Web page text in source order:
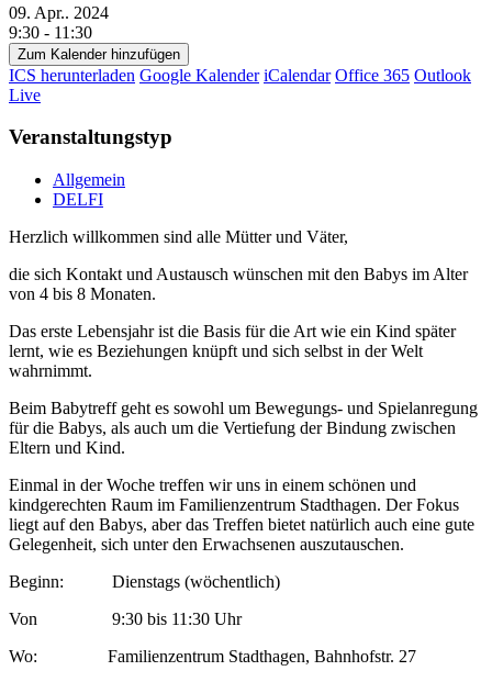
09. Apr.. 2024
9:30 - 11:30
Zum Kalender hinzufügen
ICS herunterladen Google Kalender iCalendar Office 365 Outlook
Live
Veranstaltungstyp
Allgemein
DELFI
Herzlich willkommen sind alle Mütter und Väter,
die sich Kontakt und Austausch wünschen mit den Babys im Alter
von 4 bis 8 Monaten.
Das erste Lebensjahr ist die Basis für die Art wie ein Kind später
lernt, wie es Beziehungen knüpft und sich selbst in der Welt
wahrnimmt.
Beim Babytreff geht es sowohl um Bewegungs- und Spielanregung
für die Babys, als auch um die Vertiefung der Bindung zwischen
Eltern und Kind.
Einmal in der Woche treffen wir uns in einem schönen und
kindgerechten Raum im Familienzentrum Stadthagen. Der Fokus
liegt auf den Babys, aber das Treffen bietet natürlich auch eine gute
Gelegenheit, sich unter den Erwachsenen auszutauschen.
Beginn: Dienstags (wöchentlich)
Von 9:30 bis 11:30 Uhr
Wo: Familienzentrum Stadthagen, Bahnhofstr. 27